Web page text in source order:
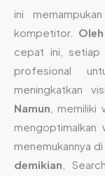
ini
kompetitor.
cepat ini, setiap
profesional
meningkatkan
Namun ,
mengoptimalkan
menemukannya
demikian ,